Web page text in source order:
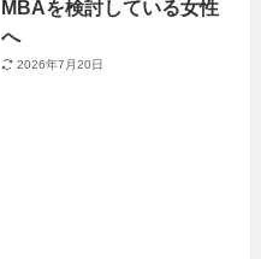
MBAを検討している女性
へ
2026年7月20日